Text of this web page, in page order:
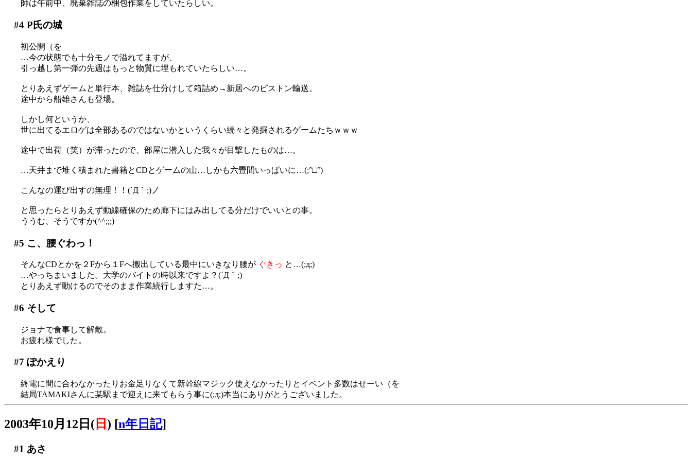
師は午前中、廃棄雑誌の梱包作業をしていたらしい。
#4P氏の城
初公開（を
…今の状態でも十分モノで溢れてますが、
引っ越し第一弾の先週はもっと物質に埋もれていたらしい…。
とりあえずゲームと単行本、雑誌を仕分けして箱詰め→新居へのピストン輸送。
途中から船雄さんも登場。
しかし何というか、
世に出てるエロゲは全部あるのではないかというくらい続々と発掘されるゲームたちｗｗｗ
途中で出荷（笑）が滞ったので、部屋に潜入した我々が目撃したものは…。
…天井まで堆く積まれた書籍とCDとゲームの山…しかも六畳間いっぱいに…(;°□°)
こんなの運び出すの無理！！(´Д｀;)ノ
と思ったらとりあえず動線確保のため廊下にはみ出してる分だけでいいとの事。
ううむ、そうですか(^^;;;)
#5 こ、腰ぐわっ！
そんなCDとかを２Fから１Fへ搬出している最中にいきなり腰が ぐきっ と…(;д;)
…やっちまいました。大学のバイトの時以来ですよ？(´Д｀;)
とりあえず動けるのでそのまま作業続行しますた…。
#6 そして
ジョナで食事して解散。
お疲れ様でした。
#7 ぽかえり
終電に間に合わなかったりお金足りなくて新幹線マジック使えなかったりとイベント多数はせーい（を
結局TAMAKIさんに某駅まで迎えに来てもらう事に(;д;)本当にありがとうございました。
2003年10月12日( 日 ) [n年日記]
#1 あさ